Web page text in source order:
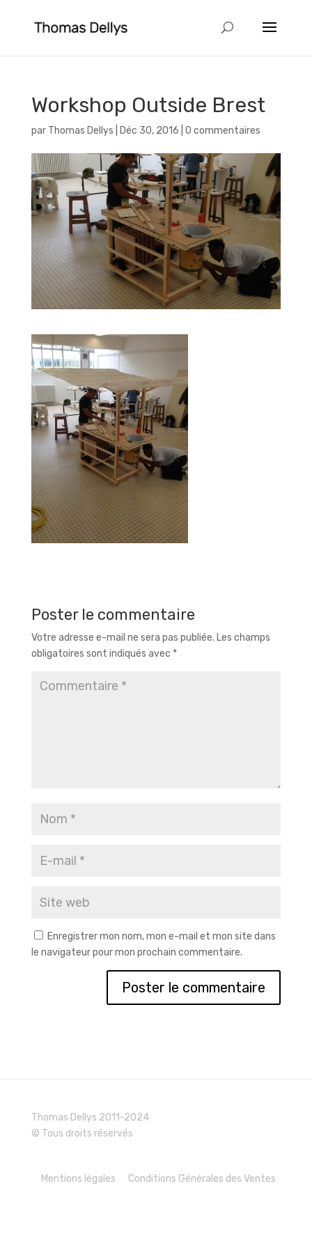
Workshop Outside Brest
par Thomas Dellys Déc 30, 2016 0 commentaires
Poster le commentaire
Votre adresse e-mail ne sera pas publiée. Les champs
obligatoires sont indiqués avec *
Enregistrer mon nom, mon e-mail et mon site dans
le navigateur pour mon prochain commentaire.
Thomas Dellys 2011-2024
© Tous droits réservés
Mentions légales Conditions Générales des Ventes